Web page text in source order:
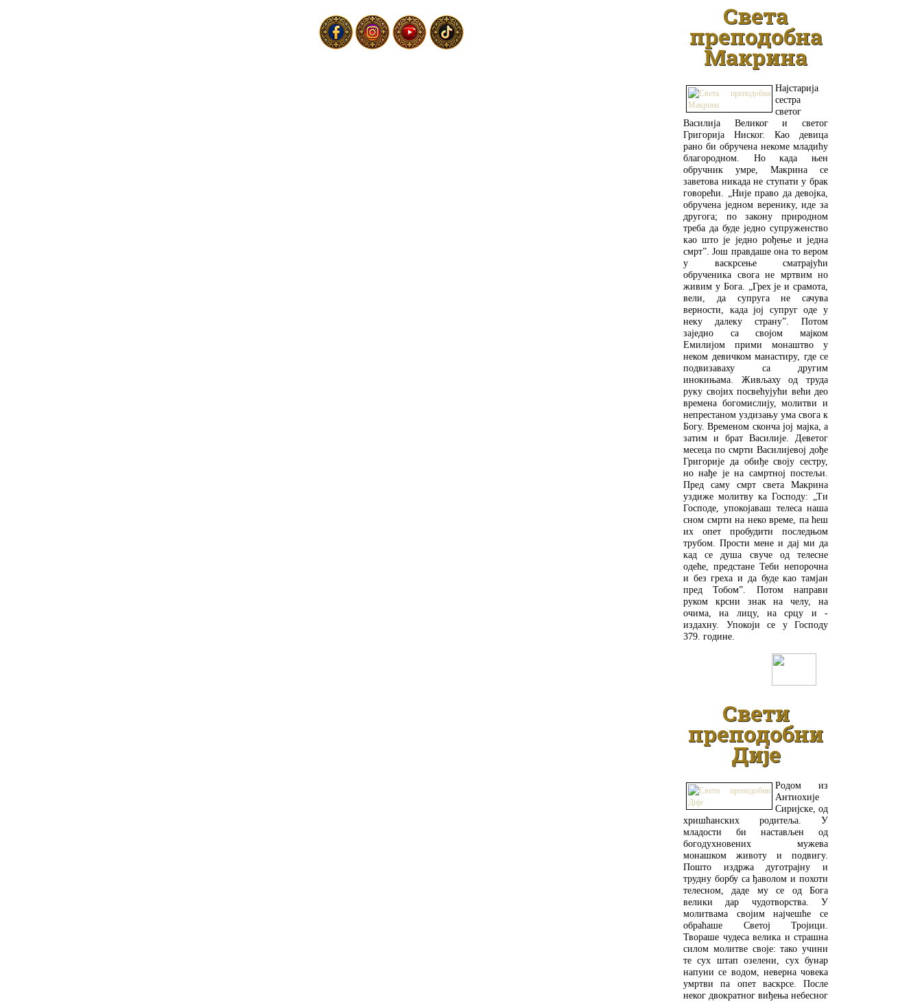
Света
преподобна
Макрина
Најстарија
сестра
светог
Василија Великог и светог
Григорија Ниског. Као девица
рано би обручена некоме младићу
благородном. Но када њен
обручник умре, Макрина се
заветова никада не ступати у брак
говорећи. „Није право да девојка,
обручена једном веренику, иде за
другога; по закону природном
треба да буде једно супруженство
као што је једно рођење и једна
смрт”. Још правдаше она то вером
у васкрсење сматрајући
обрученика свога не мртвим но
живим у Бога. „Грех је и срамота,
вели, да супруга не сачува
верности, када јој супруг оде у
неку далеку страну”. Потом
заједно са својом мајком
Емилијом прими монаштво у
неком девичком манастиру, где се
подвизаваху са другим
инокињама. Живљаху од труда
руку својих посвећујући већи део
времена богомислију, молитви и
непрестаном уздизању ума свога к
Богу. Временом сконча јој мајка, а
затим и брат Василије. Деветог
месеца по смрти Василијевој дође
Григорије да обиђе своју сестру,
но нађе је на самртној постељи.
Пред саму смрт света Макрина
уздиже молитву ка Господу: „Ти
Господе, упокојаваш телеса наша
сном смрти на неко време, па ћеш
их опет пробудити последњом
трубом. Прости мене и дај ми да
кад се душа свуче од телесне
одеће, предстане Теби непорочна
и без греха и да буде као тамјан
пред Тобом”. Потом направи
руком крсни знак на челу, на
очима, на лицу, на срцу и -
издахну. Упокоји се у Господу
379. године.
Свети
преподобни
Дије
Родом из
Антиохије
Сиријске, од
хришћанских родитеља. У
младости би настављен од
богодухновених мужева
монашком животу и подвигу.
Пошто издржа дуготрајну и
трудну борбу са ђаволом и похоти
телесном, даде му се од Бога
велики дар чудотворства. У
молитвама својим најчешће се
обраћаше Светој Тројици.
Твораше чудеса велика и страшна
силом молитве своје: тако учини
те сух штап озелени, сух бунар
напуни се водом, неверна човека
умртви па опет васкрсе. После
неког двократног виђења небесног